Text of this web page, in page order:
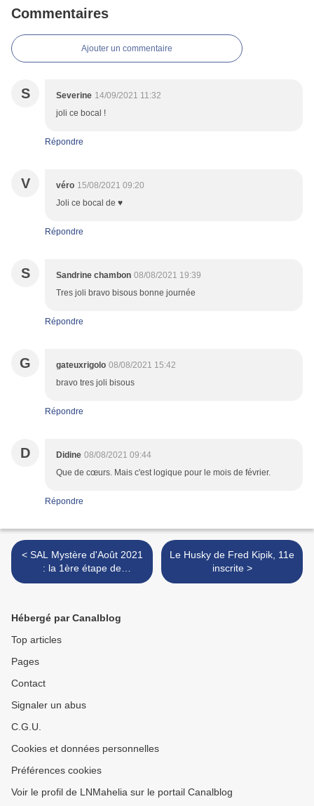
Commentaires
Ajouter un commentaire
S Severine 14/09/2021 11:32
joli ce bocal !
Répondre
V véro 15/08/2021 09:20
Joli ce bocal de ♥️
Répondre
S Sandrine chambon 08/08/2021 19:39
Tres joli bravo bisous bonne journée
Répondre
G gateuxrigolo 08/08/2021 15:42
bravo tres joli bisous
Répondre
D Didine 08/08/2021 09:44
Que de cœurs. Mais c'est logique pour le mois de février.
Répondre
< SAL Mystère d'Août 2021
: la 1ère étape de
DEVOILEE
Le Husky de Fred Kipik, 11e
inscrite >
Hébergé par Canalblog
Top articles
Pages
Contact
Signaler un abus
C.G.U.
Cookies et données personnelles
Préférences cookies
Voir le profil de LNMahelia sur le portail Canalblog